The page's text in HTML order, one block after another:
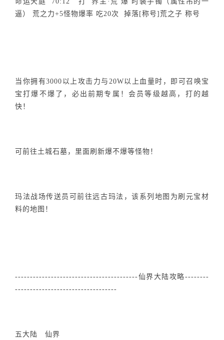
逼） 荒之力+5怪物爆率 吃20次 掉落[称号]荒之子 称号
当你拥有3000以上攻击力与20W以上血量时，即可召唤宝
宝打爆不爆了，必出前期专属！会员等级越高，打的越
快！
可前往土城石墓，里面刷新爆不爆等怪物！
玛法战场传送员可前往远古玛法，该系列地图为刷元宝材
料的地图！
-----------------------------------------仙界大陆攻略--------
----------------------------------
五大陆 仙界